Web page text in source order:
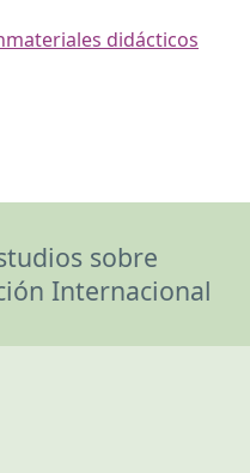
materiales didácticos
sobre
Internacional